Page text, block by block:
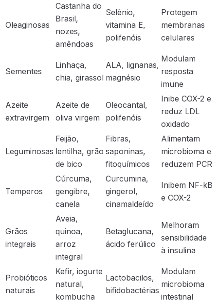
Oleaginosas
Castanha do
Brasil,
nozes,
amêndoas
Selênio,
vitamina E,
polifenóis
Protegem
membranas
celulares
Sementes
Linhaça,
chia, girassol
ALA, lignanas,
magnésio
Modulam
resposta
imune
Azeite
extravirgem
Azeite de
oliva virgem
Oleocantal,
polifenóis
Inibe COX-2 e
reduz LDL
oxidado
Leguminosas
Feijão,
lentilha, grão
de bico
Fibras,
saponinas,
fitoquímicos
Alimentam
microbioma e
reduzem PCR
Temperos
Cúrcuma,
gengibre,
canela
Curcumina,
gingerol,
cinamaldeído
Inibem NF-kB
e COX-2
Grãos
integrais
Aveia,
quinoa,
arroz
integral
Betaglucana,
ácido ferúlico
Melhoram
sensibilidade
à insulina
Probióticos
naturais
Kefir, iogurte
natural,
kombucha
Lactobacilos,
bifidobactérias
Modulam
microbioma
intestinal